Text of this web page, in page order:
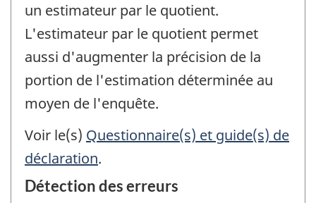
un estimateur par le quotient.
L'estimateur par le quotient permet
aussi d'augmenter la précision de la
portion de l'estimation déterminée au
moyen de l'enquête.
Voir le(s) Questionnaire(s) et guide(s) de
déclaration.
Détection des erreurs